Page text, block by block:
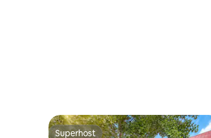
Superhost